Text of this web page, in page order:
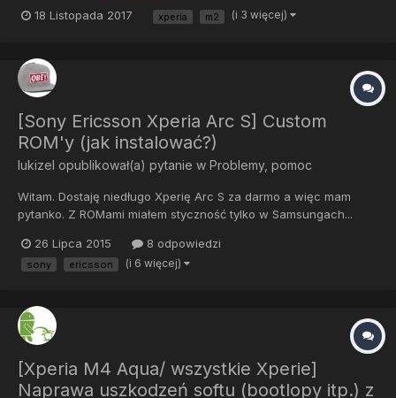
18 Listopada 2017 xperia m2 (i 3 więcej)
[Sony Ericsson Xperia Arc S] Custom
ROM'y (jak instalować?)
lukizel opublikował(a) pytanie w Problemy, pomoc
Witam. Dostaję niedługo Xperię Arc S za darmo a więc mam
pytanko. Z ROMami miałem styczność tylko w Samsungach...
Czy może ktoś mi podać instrukcję krok po kroku? Pozdrawiam
26 Lipca 2015 8 odpowiedzi
sony ericsson (i 6 więcej)
[Xperia M4 Aqua/ wszystkie Xperie]
Naprawa uszkodzeń softu (bootlopy itp.) z